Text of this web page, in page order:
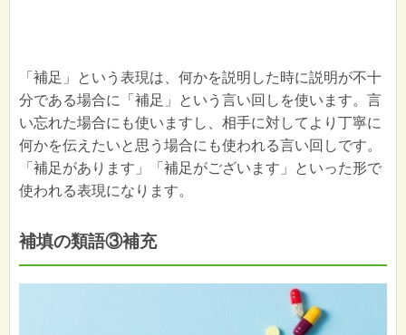
「補足」という表現は、何かを説明した時に説明が不十
分である場合に「補足」という言い回しを使います。言
い忘れた場合にも使いますし、相手に対してより丁寧に
何かを伝えたいと思う場合にも使われる言い回しです。
「補足があります」「補足がございます」といった形で
使われる表現になります。
補填の類語③補充